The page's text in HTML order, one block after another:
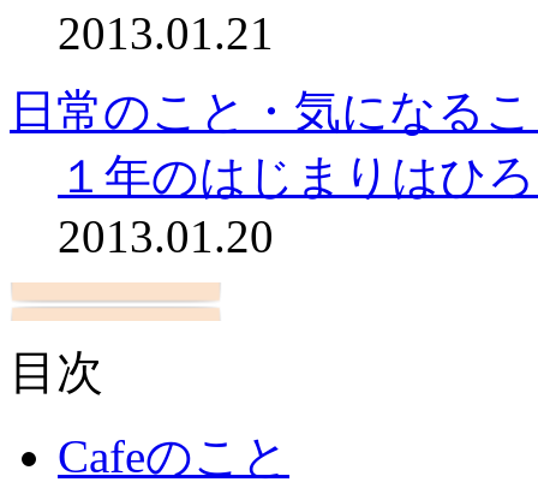
2013.01.21
日常のこと・気になる
１年のはじまりはひ
2013.01.20
目次
Cafeのこと